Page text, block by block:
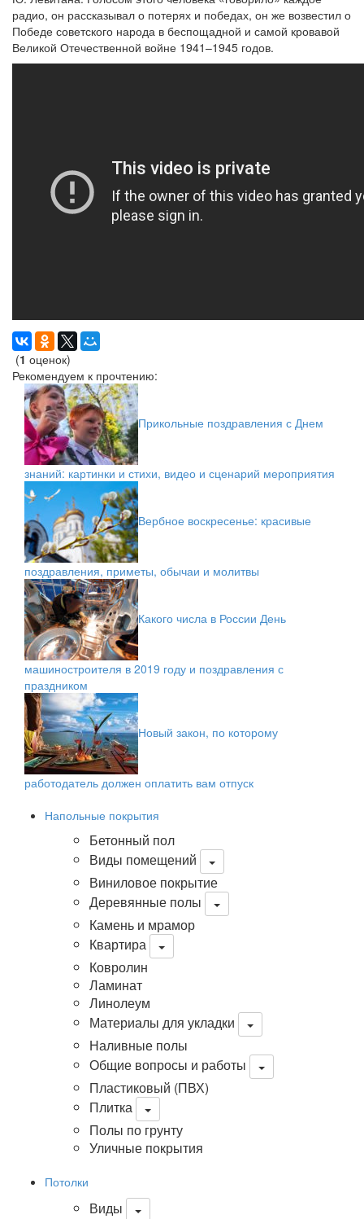
радио, он рассказывал о потерях и победах, он же возвестил о
Победе советского народа в беспощадной и самой кровавой
Великой Отечественной войне 1941–1945 годов.
(1 оценок)
Рекомендуем к прочтению:
Прикольные поздравления с Днем
знаний: картинки и стихи, видео и сценарий мероприятия
Вербное воскресенье: красивые
поздравления, приметы, обычаи и молитвы
Какого числа в России День
машиностроителя в 2019 году и поздравления с
праздником
Новый закон, по которому
работодатель должен оплатить вам отпуск
Напольные покрытия
Бетонный пол
Виды помещений
Виниловое покрытие
Деревянные полы
Камень и мрамор
Квартира
Ковролин
Ламинат
Линолеум
Материалы для укладки
Наливные полы
Общие вопросы и работы
Пластиковый (ПВХ)
Плитка
Полы по грунту
Уличные покрытия
Потолки
Виды